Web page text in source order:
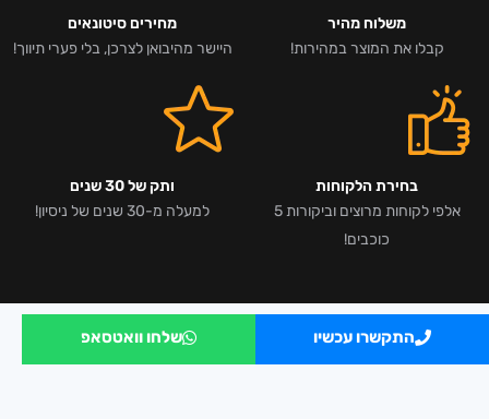
משלוח מהיר
קבלו את המוצר במהירות!
מחירים סיטונאים
היישר מהיבואן לצרכן, בלי פערי תיווך!
בחירת הלקוחות
אלפי לקוחות מרוצים וביקורות 5
כוכבים!
ותק של 30 שנים
למעלה מ-30 שנים של ניסיון!
התקשרו עכשיו שלחו וואטסאפ